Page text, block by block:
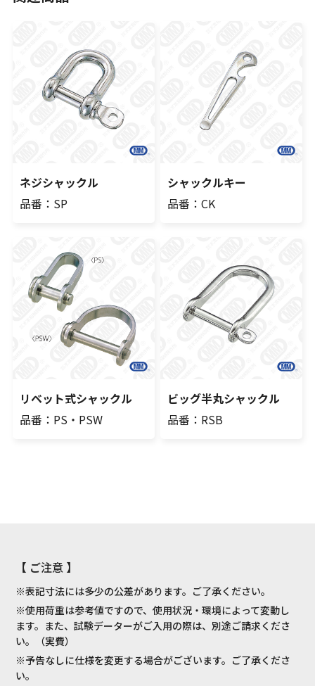
ネジシャックル
品番：SP
シャックルキー
品番：CK
リベット式シャックル
品番：PS・PSW
ビッグ半丸シャックル
品番：RSB
【 ご注意 】
※表記寸法には多少の公差があります。ご了承ください。
※使用荷重は参考値ですので、使用状況・環境によって変動し
ます。また、試験データーがご入用の際は、別途ご請求くださ
い。（実費）
※予告なしに仕様を変更する場合がございます。ご了承くださ
い。